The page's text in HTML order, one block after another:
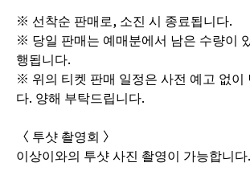
※ 선착순 판매로, 소진 시 종료됩니다.
※ 당일 판매는 예매분에서 남은 수량이
행됩니다.
※ 위의 티켓 판매 일정은 사전 예고 없이
다. 양해 부탁드립니다.
〈 투샷 촬영회 〉
이상이와의 투샷 사진 촬영이 가능합니다.